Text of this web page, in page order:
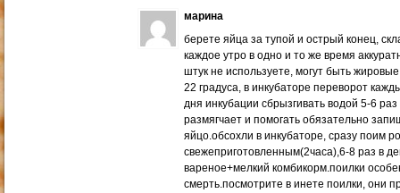
марина
берете яйца за тупой и острый конец,
каждое утро в одно и то же время
штук не используете, могут быть
22 градуса, в инкубаторе переворот
дня инкубации сбрызгивать водой 5-6
размягчает и помогать обязательно
яйцо.обсохли в инкубаторе, сразу поим
свежеприготовленным(2часа),6-8 раз в
вареное+мелкий комбикорм.поилки
смерть.посмотрите в инете поилки, они